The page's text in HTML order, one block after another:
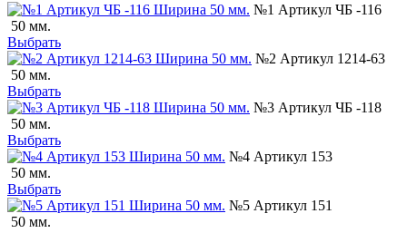
№1 Артикул ЧБ -116
50 мм.
Выбрать
№2 Артикул 1214-63
50 мм.
Выбрать
№3 Артикул ЧБ -118
50 мм.
Выбрать
№4 Артикул 153
50 мм.
Выбрать
№5 Артикул 151
50 мм.